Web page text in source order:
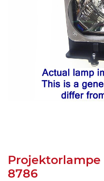
Projektorlampe
8786